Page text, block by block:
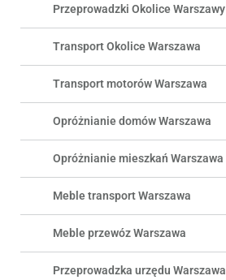
Przeprowadzki Okolice Warszawy
Transport Okolice Warszawa
Transport motorów Warszawa
Opróżnianie domów Warszawa
Opróżnianie mieszkań Warszawa
Meble transport Warszawa
Meble przewóz Warszawa
Przeprowadzka urzędu Warszawa